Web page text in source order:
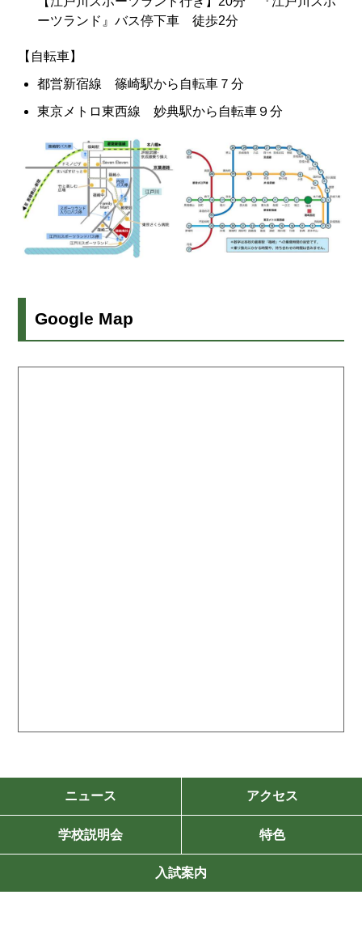
ーツランド』バス停下車 徒歩2分
【自転車】
都営新宿線 篠崎駅から自転車７分
東京メトロ東西線 妙典駅から自転車９分
Google Map
ニュース アクセス
学校説明会 特色
入試案内